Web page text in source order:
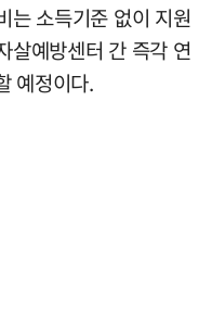
는 소득기준 없이 지원
살예방센터 간 즉각 연
예정이다.